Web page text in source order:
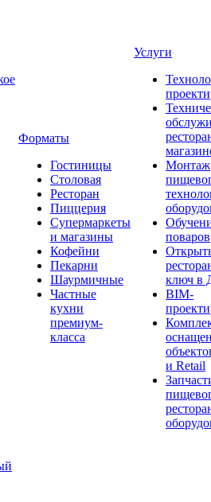
Форматы
Гостиницы
Столовая
Ресторан
Пиццерия
Супермаркеты
и магазины
Кофейни
Пекарни
Шаурмичные
Частные
кухни
премиум-
класса
Услуги
Монтаж
поваров
ключ в
BIM-
и Retail